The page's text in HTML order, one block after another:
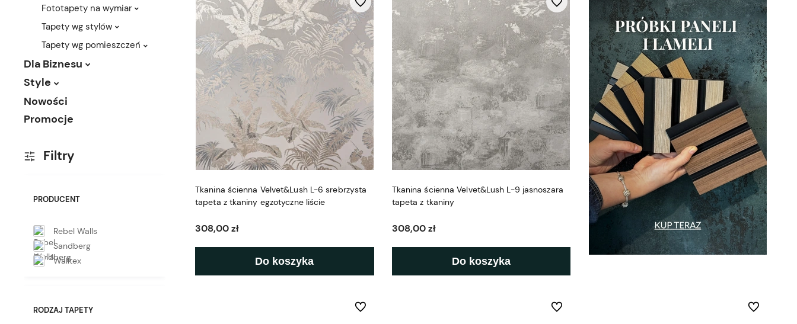
Fototapety na wymiar
Tapety wg stylów
Tapety wg pomieszczeń
Dla Biznesu
Style
Nowości
Promocje
Filtry
PRODUCENT
Rebel Walls
Sandberg
Walltex
RODZAJ TAPETY
Tkanina ścienna Velvet&Lush L-6 srebrzysta
tapeta z tkaniny egzotyczne liście
308,00 zł
Do koszyka
Do ulubionych
Tkanina ścienna Velvet&Lush L-9 jasnoszara
tapeta z tkaniny
308,00 zł
Do koszyka
Do ulubionych
Do ulubionych Do ulubionych Do ulubionych